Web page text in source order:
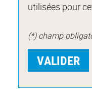
utilisées pour
(*) champ